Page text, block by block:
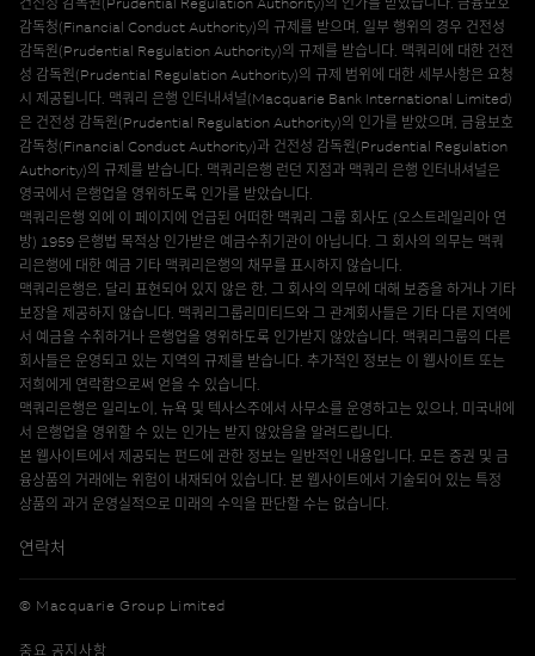
건전성 감독원(Prudential Regulation Authority)의 인가를 받았습니다. 금융보호
감독청(Financial Conduct Authority)의 규제를 받으며, 일부 행위의 경우 건전성
감독원(Prudential Regulation Authority)의 규제를 받습니다. 맥쿼리에 대한 건전
성 감독원(Prudential Regulation Authority)의 규제 범위에 대한 세부사항은 요청
시 제공됩니다. 맥쿼리 은행 인터내셔널(Macquarie Bank International Limited)
은 건전성 감독원(Prudential Regulation Authority)의 인가를 받았으며, 금융보호
감독청(Financial Conduct Authority)과 건전성 감독원(Prudential Regulation
Authority)의 규제를 받습니다. 맥쿼리은행 런던 지점과 맥쿼리 은행 인터내셔널은
영국에서 은행업을 영위하도록 인가를 받았습니다.
맥쿼리은행 외에 이 페이지에 언급된 어떠한 맥쿼리 그룹 회사도 (오스트레일리아 연
방) 1959 은행법 목적상 인가받은 예금수취기관이 아닙니다. 그 회사의 의무는 맥쿼
리은행에 대한 예금 기타 맥쿼리은행의 채무를 표시하지 않습니다.
맥쿼리은행은, 달리 표현되어 있지 않은 한, 그 회사의 의무에 대해 보증을 하거나 기타
보장을 제공하지 않습니다. 맥쿼리그룹리미티드와 그 관계회사들은 기타 다른 지역에
서 예금을 수취하거나 은행업을 영위하도록 인가받지 않았습니다. 맥쿼리그룹의 다른
회사들은 운영되고 있는 지역의 규제를 받습니다. 추가적인 정보는 이 웹사이트 또는
저희에게 연락함으로써 얻을 수 있습니다.
맥쿼리은행은 일리노이, 뉴욕 및 텍사스주에서 사무소를 운영하고는 있으나, 미국내에
서 은행업을 영위할 수 있는 인가는 받지 않았음을 알려드립니다.
본 웹사이트에서 제공되는 펀드에 관한 정보는 일반적인 내용입니다. 모든 증권 및 금
융상품의 거래에는 위험이 내재되어 있습니다. 본 웹사이트에서 기술되어 있는 특정
상품의 과거 운영실적으로 미래의 수익을 판단할 수는 없습니다.
연락처
© Macquarie Group Limited
중요 공지사항